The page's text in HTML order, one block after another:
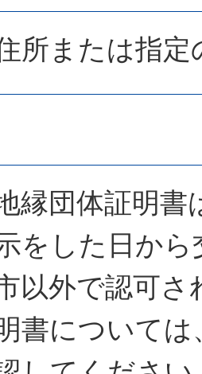
所または指定
縁団体証明書
をした日か
以外で認可さ
書については